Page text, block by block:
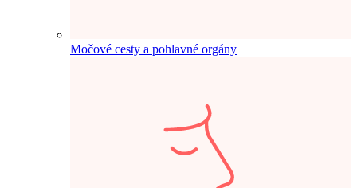
Močové cesty a pohlavné orgány